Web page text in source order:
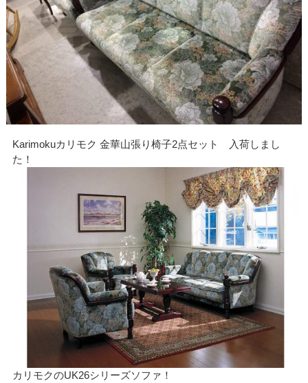
Karimokuカリモク 金華山張り椅子2点セット 入荷しまし
た！
カリモクのUK26シリーズソファ！